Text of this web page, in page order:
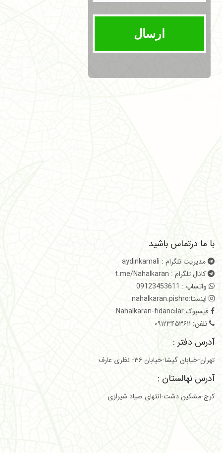
با ما درتماس باشید
مدیریت تلگرام : aydinkamali
کانال تلگرام : t.me/Nahalkaran
واتساپ : 09123453611
اینستا:nahalkaran.pishro
فیسبوک:Nahalkaran-fidancılar
تلفن: ۰۹۱۲۳۴۵۳۶۱۱
آدرس دفتر :
تهران-خیابان گیشا-خیابان ۳۶- نظری عارف
آدرس نهالستان :
کرج-مشکین دشت-انتهای صیاد شیرازی